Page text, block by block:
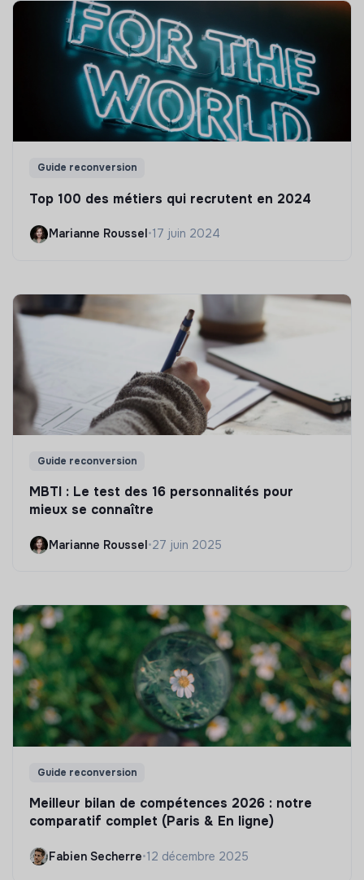
Guide reconversion
Top 100 des métiers qui recrutent en 2024
Marianne Roussel•17 juin 2024
Guide reconversion
MBTI : Le test des 16 personnalités pour
mieux se connaître
Marianne Roussel•27 juin 2025
Guide reconversion
Meilleur bilan de compétences 2026 : notre
comparatif complet (Paris & En ligne)
Fabien Secherre•12 décembre 2025